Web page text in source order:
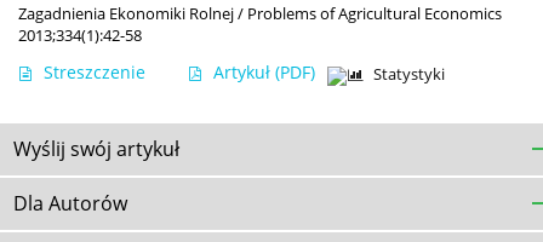
Zagadnienia Ekonomiki Rolnej / Problems of Agricultural Economics
2013;334(1):42-58
Streszczenie Artykuł (PDF) Statystyki
Wyślij swój artykuł
Dla Autorów